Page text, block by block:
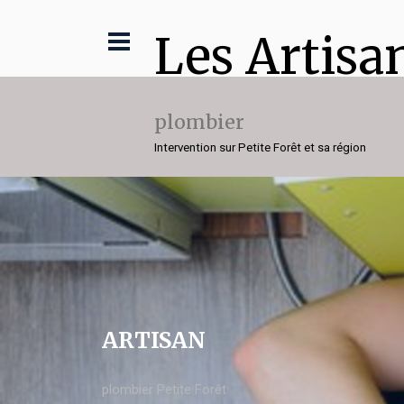
Les
plombier
Intervention sur Petite Forêt et sa région
ARTISAN
plombier Petite Forêt